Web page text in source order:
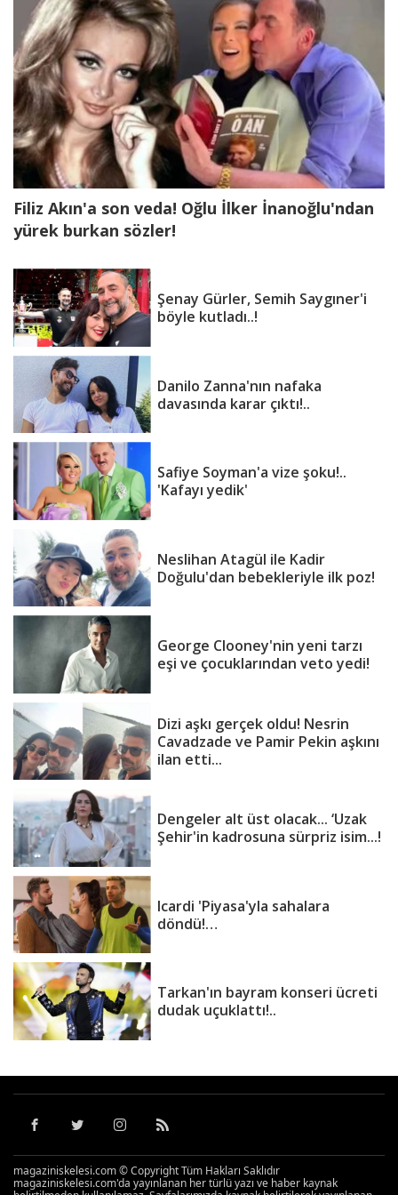
yaşında hayatını kaybetti...
Şenay Gürler, Semih Saygıner'i
böyle kutladı..!
Filiz Akın'a son veda! Oğlu İlker İnanoğlu'ndan
yürek burkan sözler!
Şenay Gürler, Semih Saygıner'i
böyle kutladı..!
Danilo Zanna'nın nafaka
davasında karar çıktı!..
Safiye Soyman'a vize şoku!..
'Kafayı yedik'
Neslihan Atagül ile Kadir
Doğulu'dan bebekleriyle ilk poz!
George Clooney'nin yeni tarzı
eşi ve çocuklarından veto yedi!
Dizi aşkı gerçek oldu! Nesrin
Cavadzade ve Pamir Pekin aşkını
ilan etti...
Dengeler alt üst olacak... ‘Uzak
Şehir'in kadrosuna sürpriz isim...!
Icardi 'Piyasa'yla sahalara
döndü!…
Tarkan'ın bayram konseri ücreti
dudak uçuklattı!..
magaziniskelesi.com © Copyright Tüm Hakları Saklıdır
magaziniskelesi.com'da yayınlanan her türlü yazı ve haber kaynak